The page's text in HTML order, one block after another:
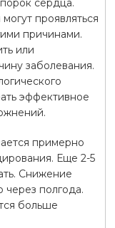
сердца.
проявляться
причинами.
или
заболевания.
эффективное
примерно
Еще 2-5
Снижение
полгода.
больше